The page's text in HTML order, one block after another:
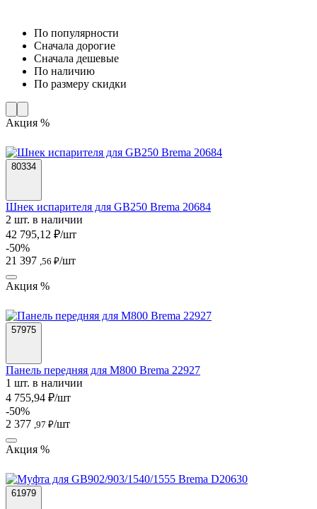
По популярности
Cначала дорогие
Cначала дешевые
По наличию
По размеру скидки
Акция %
80334
Шнек испарителя для GB250 Brema 20684
2 шт. в наличии
42 795,12 ₽/шт
-50%
21 397 ,56 ₽/шт
Акция %
57975
Панель передняя для M800 Brema 22927
1 шт. в наличии
4 755,94 ₽/шт
-50%
2 377 ,97 ₽/шт
Акция %
61979